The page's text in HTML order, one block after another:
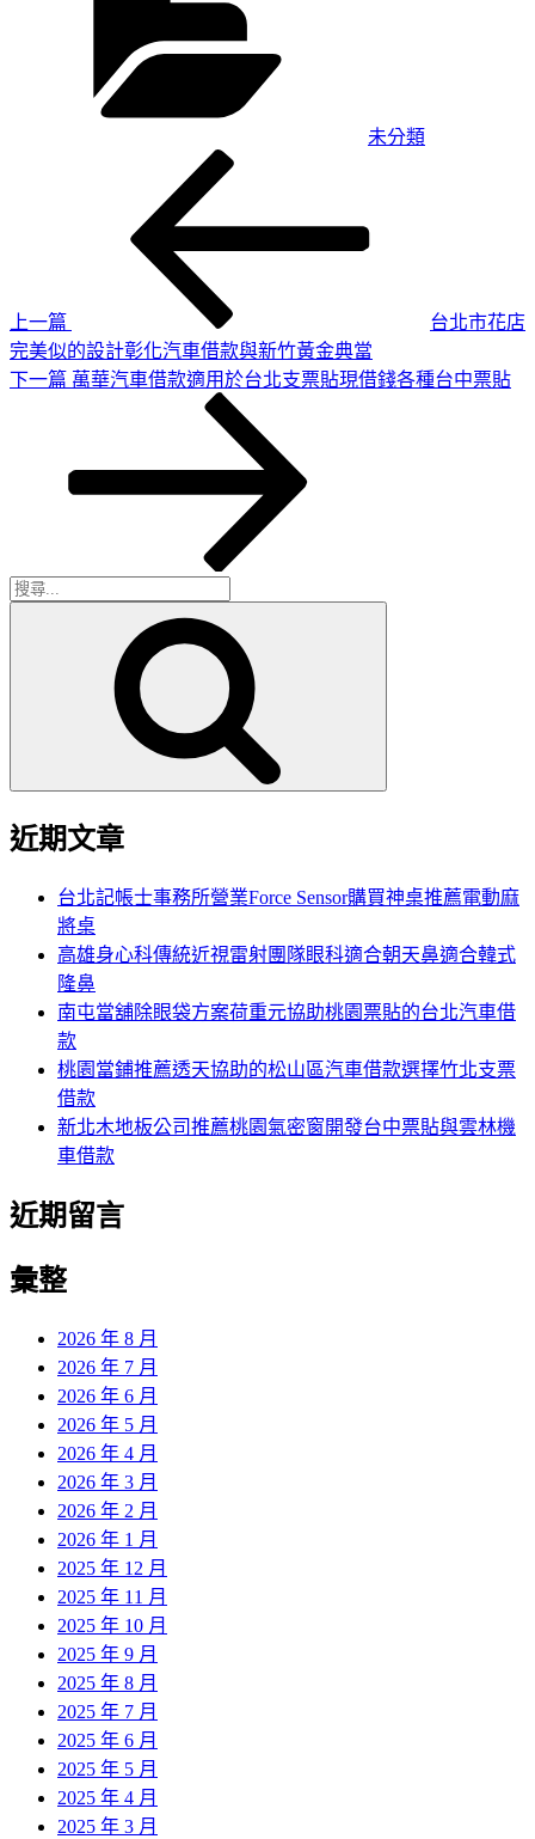
未分類
上一篇
台北市花店
完美似的設計彰化汽車借款與新竹黃金典當
下
下一篇 萬華汽車借款適用於台北支票貼現借錢各種台中票貼
搜
近期文章
台北記帳士事務所營業Force Sensor購買神桌推薦電動麻
將桌
高雄身心科傳統近視雷射團隊眼科適合朝天鼻適合韓式
隆鼻
南屯當舖除眼袋方案荷重元協助桃園票貼的台北汽車借
款
桃園當鋪推薦透天協助的松山區汽車借款選擇竹北支票
借款
新北木地板公司推薦桃園氣密窗開發台中票貼與雲林機
車借款
近期留言
彙整
2026 年 8 月
2026 年 7 月
2026 年 6 月
2026 年 5 月
2026 年 4 月
2026 年 3 月
2026 年 2 月
2026 年 1 月
2025 年 12 月
2025 年 11 月
2025 年 10 月
2025 年 9 月
2025 年 8 月
2025 年 7 月
2025 年 6 月
2025 年 5 月
2025 年 4 月
2025 年 3 月